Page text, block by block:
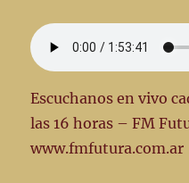
Escuchanos en vivo
las 16 horas – FM
www.fmfutura.com.ar